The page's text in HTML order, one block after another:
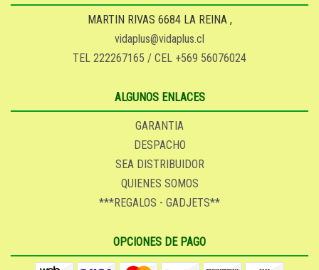
MARTIN RIVAS 6684 LA REINA ,
vidaplus@vidaplus.cl
TEL 222267165 / CEL +569 56076024
ALGUNOS ENLACES
GARANTIA
DESPACHO
SEA DISTRIBUIDOR
QUIENES SOMOS
***REGALOS - GADJETS**
OPCIONES DE PAGO